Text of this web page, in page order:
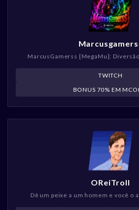
MarcusGamerss [MegaMu]:
TWITCH
BONUS 70% EM
OReiTroll
Dê um peixe a um homem e você o